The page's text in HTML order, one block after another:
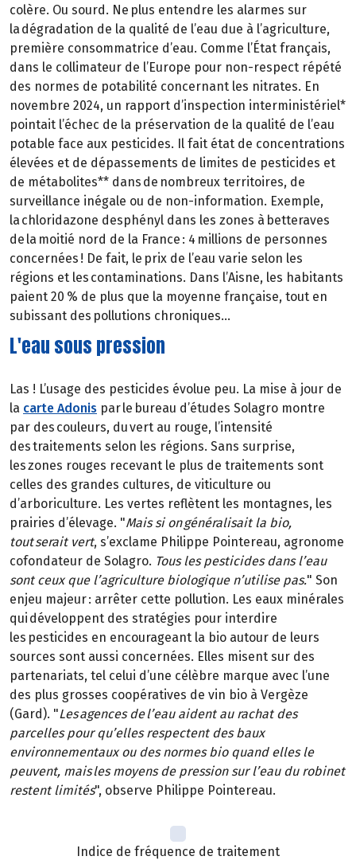
colère. Ou sourd. Ne plus entendre les alarmes sur
la dégradation de la qualité de l’eau due à l’agriculture,
première consommatrice d’eau. Comme l’État français,
dans le collimateur de l’Europe pour non-respect répété
des normes de potabilité concernant les nitrates. En
novembre 2024, un rapport d’inspection interministériel*
pointait l’échec de la préservation de la qualité de l’eau
potable face aux pesticides. Il fait état de concentrations
élevées et de dépassements de limites de pesticides et
de métabolites** dans de nombreux territoires, de
surveillance inégale ou de non-information. Exemple,
la chloridazone desphényl dans les zones à betteraves
de la moitié nord de la France : 4 millions de personnes
concernées ! De fait, le prix de l’eau varie selon les
régions et les contaminations. Dans l’Aisne, les habitants
paient 20 % de plus que la moyenne française, tout en
subissant des pollutions chroniques…
L'eau sous pression
Las ! L’usage des pesticides évolue peu. La mise à jour de
la carte Adonis par le bureau d’études Solagro montre
par des couleurs, du vert au rouge, l’intensité
des traitements selon les régions. Sans surprise,
les zones rouges recevant le plus de traitements sont
celles des grandes cultures, de viticulture ou
d’arboriculture. Les vertes reflètent les montagnes, les
prairies d’élevage. "Mais si on généralisait la bio,
tout serait vert, s’exclame Philippe Pointereau, agronome
cofondateur de Solagro. Tous les pesticides dans l’eau
sont ceux que l’agriculture biologique n’utilise pas." Son
enjeu majeur : arrêter cette pollution. Les eaux minérales
qui développent des stratégies pour interdire
les pesticides en encourageant la bio autour de leurs
sources sont aussi concernées. Elles misent sur des
partenariats, tel celui d’une célèbre marque avec l’une
des plus grosses coopératives de vin bio à Vergèze
(Gard). "Les agences de l’eau aident au rachat des
parcelles pour qu’elles respectent des baux
environnementaux ou des normes bio quand elles le
peuvent, mais les moyens de pression sur l’eau du robinet
restent limités", observe Philippe Pointereau.
Indice de fréquence de traitement